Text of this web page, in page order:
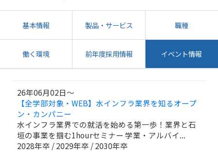
基本情報 製品・サービス 職種
働く環境 前年度採用情報 イベント情報
26年06月02日～
【全学部対象・WEB】水インフラ業界を知るオープ
ン・カンパニー
水インフラ業界での就活を始める第一歩！業界と石
垣の事業を掴む1hourセミナー 学業・アルバイ...
2028年卒
2029年卒 2030年卒